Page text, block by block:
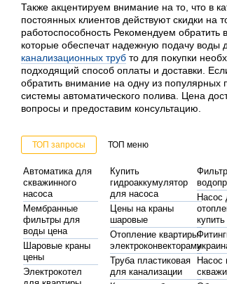
Также акцентируем внимание на то, что в
постоянных клиентов действуют скидки на
работоспособность Рекомендуем обратить
которые обеспечат надежную подачу
канализационных труб то для покупки
подходящий способ оплаты и доставки.
обратить внимание на одну из популярных
системы автоматического полива. Цена
вопросы и предоставим консультацию.
ТОП запросы ТОП меню
Автоматика для
скважинного
насоса
Мембранные
фильтры для
воды цена
Шаровые краны
цены
Электрокотел
Купить
гидроаккумулятор
для насоса
Цены на краны
шаровые
Отопление квартиры
электроконвекторами
Труба пластиковая
для канализации
Фильтр
Насос
купить
Насос